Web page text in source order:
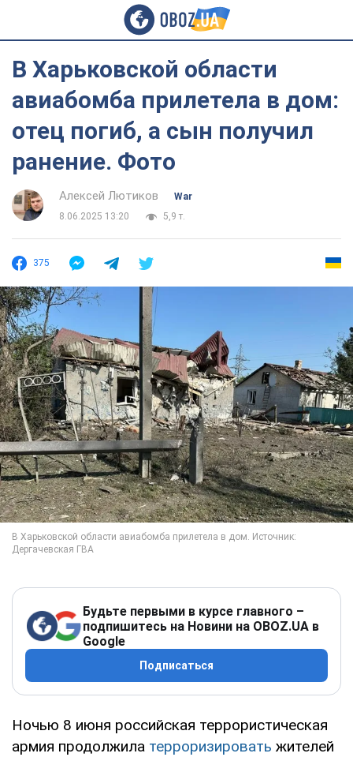
В Харьковской области
авиабомба прилетела в дом:
отец погиб, а сын получил
ранение. Фото
Алексей Лютиков
War
8.06.2025 13:20
5,9 т.
375
Будьте первыми в курсе главного –
подпишитесь на Новини на OBOZ.UA в
Google
Подписаться
Ночью 8 июня российская террористическая
армия продолжила терроризировать жителей